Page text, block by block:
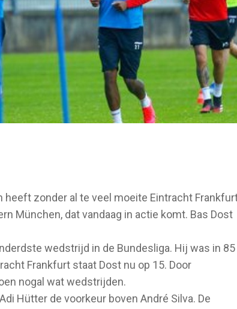
heeft zonder al te veel moeite Eintracht
München, dat vandaag in actie komt. Bas Dost
wedstrijd in de Bundesliga. Hij was in 85
Frankfurt staat Dost nu op 15. Door
nogal wat wedstrijden.
Hütter de voorkeur boven André Silva. De